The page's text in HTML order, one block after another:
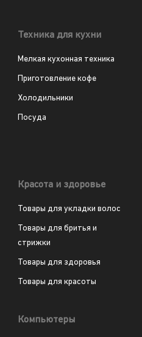
Техника для кухни
Мелкая кухонная техника
Приготовление кофе
Холодильники
Посуда
Красота и здоровье
Товары для укладки волос
Товары для бритья и
стрижки
Товары для здоровья
Товары для красоты
Компьютеры